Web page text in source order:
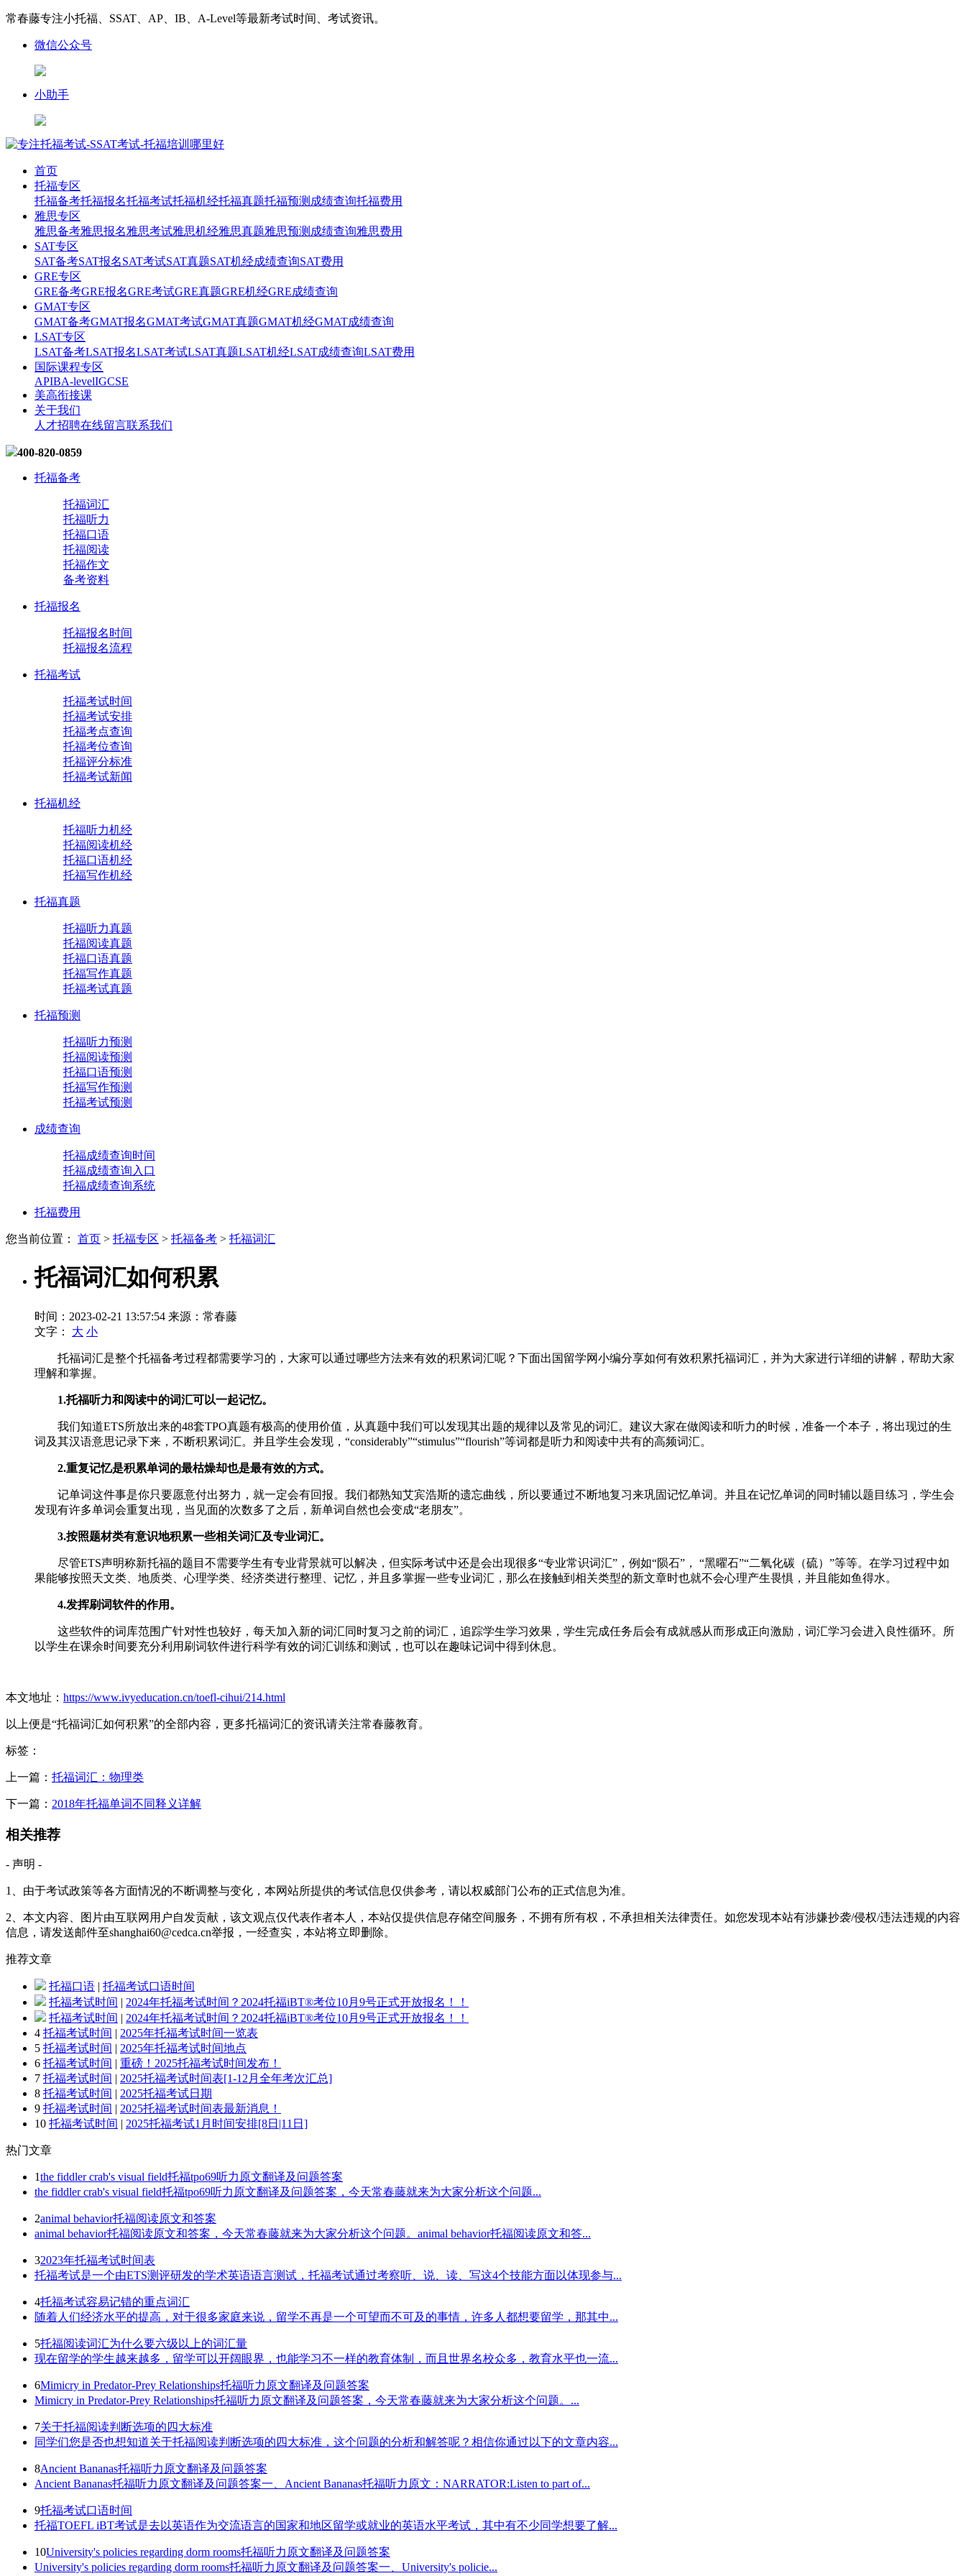
常春藤专注小托福、SSAT、AP、IB、A-Level等最新考试时间、考试资讯。
微信公众号
小助手
首页
托福专区
托福备考托福报名托福考试托福机经托福真题托福预测 成绩查询托福费用
雅思专区
雅思备考雅思报名雅思考试雅思机经雅思真题雅思预测 成绩查询雅思费用
SAT专区
SAT备考SAT报名SAT考试SAT真题SAT机经成绩查询SAT费用
GRE专区
GRE备考GRE报名GRE考试GRE真题GRE机经GRE成绩查询
GMAT专区
GMAT备考GMAT报名GMAT考试GMAT真题GMAT机经GMAT成绩查询
LSAT专区
LSAT备考LSAT报名LSAT考试LSAT真题LSAT机经LSAT成绩查询LSAT费用
国际课程专区
APIBA-levelIGCSE
美高衔接课
关于我们
人才招聘在线留言联系我们
400-820-0859
托福备考
托福词汇
托福听力
托福口语
托福阅读
托福作文
备考资料
托福报名
托福报名时间
托福报名流程
托福考试
托福考试时间
托福考试安排
托福考点查询
托福考位查询
托福评分标准
托福考试新闻
托福机经
托福听力机经
托福阅读机经
托福口语机经
托福写作机经
托福真题
托福听力真题
托福阅读真题
托福口语真题
托福写作真题
托福考试真题
托福预测
托福听力预测
托福阅读预测
托福口语预测
托福写作预测
托福考试预测
成绩查询
托福成绩查询时间
托福成绩查询入口
托福成绩查询系统
托福费用
您当前位置： 首页 > 托福专区 > 托福备考 > 托福词汇
托福词汇如何积累
时间：2023-02-21 13:57:54 来源：常春藤
文字：
大 小
托福词汇是整个托福备考过程都需要学习的，大家可以通过哪些方法来有效的积累词汇呢？下面出国留学网小编分享如何有效积累托福词汇，并为大家进行详细的讲解，帮助大家
理解和掌握。
1.托福听力和阅读中的词汇可以一起记忆。
我们知道ETS所放出来的48套TPO真题有极高的使用价值，从真题中我们可以发现其出题的规律以及常见的词汇。建议大家在做阅读和听力的时候，准备一个本子，将出现过的生
词及其汉语意思记录下来，不断积累词汇。并且学生会发现，“considerably”“stimulus”“flourish”等词都是听力和阅读中共有的高频词汇。
2.重复记忆是积累单词的最枯燥却也是最有效的方式。
记单词这件事是你只要愿意付出努力，就一定会有回报。我们都熟知艾宾浩斯的遗忘曲线，所以要通过不断地复习来巩固记忆单词。并且在记忆单词的同时辅以题目练习，学生会
发现有许多单词会重复出现，当见面的次数多了之后，新单词自然也会变成“老朋友”。
3.按照题材类有意识地积累一些相关词汇及专业词汇。
尽管ETS声明称新托福的题目不需要学生有专业背景就可以解决，但实际考试中还是会出现很多“专业常识词汇”，例如“陨石”， “黑曜石”“二氧化碳（硫）”等等。在学习过程中如
果能够按照天文类、地质类、心理学类、经济类进行整理、记忆，并且多掌握一些专业词汇，那么在接触到相关类型的新文章时也就不会心理产生畏惧，并且能如鱼得水。
4.发挥刷词软件的作用。
这些软件的词库范围广针对性也较好，每天加入新的词汇同时复习之前的词汇，追踪学生学习效果，学生完成任务后会有成就感从而形成正向激励，词汇学习会进入良性循环。所
以学生在课余时间要充分利用刷词软件进行科学有效的词汇训练和测试，也可以在趣味记词中得到休息。
本文地址： https://www.ivyeducation.cn/toefl-cihui/214.html
以上便是“托福词汇如何积累”的全部内容，更多托福词汇的资讯请关注常春藤教育。
标签：
上一篇： 托福词汇：物理类
下一篇： 2018年托福单词不同释义详解
相关推荐
- 声明 -
1、由于考试政策等各方面情况的不断调整与变化，本网站所提供的考试信息仅供参考，请以权威部门公布的正式信息为准。
2、本文内容、图片由互联网用户自发贡献，该文观点仅代表作者本人，本站仅提供信息存储空间服务，不拥有所有权，不承担相关法律责任。如您发现本站有涉嫌抄袭/侵权/违法违规的内容
信息，请发送邮件至shanghai60@cedca.cn举报，一经查实，本站将立即删除。
推荐文章
托福口语 | 托福考试口语时间
托福考试时间 | 2024年托福考试时间？2024托福iBT®考位10月9号正式开放报名！！
托福考试时间 | 2024年托福考试时间？2024托福iBT®考位10月9号正式开放报名！！
4 托福考试时间 | 2025年托福考试时间一览表
5 托福考试时间 | 2025年托福考试时间地点
6 托福考试时间 | 重磅！2025托福考试时间发布！
7 托福考试时间 | 2025托福考试时间表[1-12月全年考次汇总]
8 托福考试时间 | 2025托福考试日期
9 托福考试时间 | 2025托福考试时间表最新消息！
10 托福考试时间 | 2025托福考试1月时间安排[8日|11日]
热门文章
1the fiddler crab's visual field托福tpo69听力原文翻译及问题答案
the fiddler crab's visual field托福tpo69听力原文翻译及问题答案，今天常春藤就来为大家分析这个问题...
2animal behavior托福阅读原文和答案
animal behavior托福阅读原文和答案，今天常春藤就来为大家分析这个问题。animal behavior托福阅读原文和答...
32023年托福考试时间表
托福考试是一个由ETS测评研发的学术英语语言测试，托福考试通过考察听、说、读、写这4个技能方面以体现参与...
4托福考试容易记错的重点词汇
随着人们经济水平的提高，对于很多家庭来说，留学不再是一个可望而不可及的事情，许多人都想要留学，那其中...
5托福阅读词汇为什么要六级以上的词汇量
现在留学的学生越来越多，留学可以开阔眼界，也能学习不一样的教育体制，而且世界名校众多，教育水平也一流...
6Mimicry in Predator-Prey Relationships托福听力原文翻译及问题答案
Mimicry in Predator-Prey Relationships托福听力原文翻译及问题答案，今天常春藤就来为大家分析这个问题。...
7关于托福阅读判断选项的四大标准
同学们您是否也想知道关于托福阅读判断选项的四大标准，这个问题的分析和解答呢？相信你通过以下的文章内容...
8Ancient Bananas托福听力原文翻译及问题答案
Ancient Bananas托福听力原文翻译及问题答案一、Ancient Bananas托福听力原文：NARRATOR:Listen to part of...
9托福考试口语时间
托福TOEFL iBT考试是去以英语作为交流语言的国家和地区留学或就业的英语水平考试，其中有不少同学想要了解...
10University's policies regarding dorm rooms托福听力原文翻译及问题答案
University's policies regarding dorm rooms托福听力原文翻译及问题答案一、University's policie...